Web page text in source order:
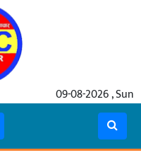
09-08-2026 , Sun